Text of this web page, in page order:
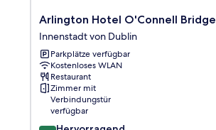
Arlington
Hotel
O'Connell
Bridge
Innenstadt
von
Dublin
Arlington Hotel O'Connell Bridge
Innenstadt von Dublin
Parkplätze verfügbar
Kostenloses WLAN
Restaurant
Zimmer mit
Verbindungstür
verfügbar